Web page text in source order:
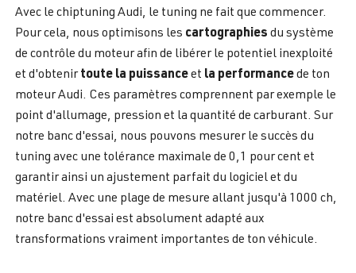
Avec le chiptuning Audi, le tuning ne fait que commencer.
Pour cela, nous optimisons les cartographies du système
de contrôle du moteur afin de libérer le potentiel inexploité
et d'obtenirtoute la puissanceet la performancede ton
moteur Audi. Ces paramètres comprennent par exemple le
point d'allumage, pression et la quantité de carburant. Sur
notre banc d'essai, nous pouvons mesurer le succès du
tuning avec une tolérance maximale de 0,1 pour cent et
garantir ainsi un ajustement parfait du logiciel et du
matériel. Avec une plage de mesure allant jusqu'à 1000 ch,
notre banc d'essai est absolument adapté aux
transformations vraiment importantes de ton véhicule.